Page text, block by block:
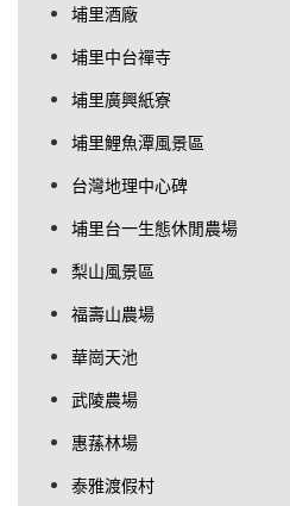
埔里酒廠
埔里中台禪寺
埔里廣興紙寮
埔里鯉魚潭風景區
台灣地理中心碑
埔里台一生態休閒農場
梨山風景區
福壽山農場
華崗天池
武陵農場
惠蓀林場
泰雅渡假村